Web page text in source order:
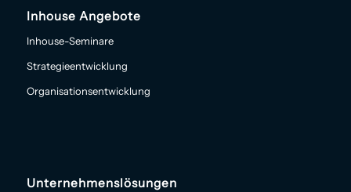
Inhouse Angebote
Inhouse-Seminare
Strategieentwicklung
Organisationsentwicklung
Unternehmenslösungen